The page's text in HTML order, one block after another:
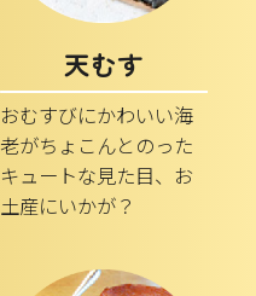
天むす
おむすびにかわいい海
老がちょこんとのった
キュートな見た目、お
土産にいかが？